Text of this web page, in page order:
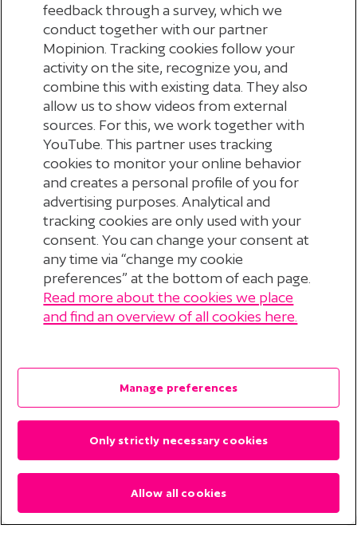
Terug naar nieuwsoverzicht
© 2026 Stichting Pensioenfonds voor
Disclaimer
Privacyverklaring
Cookieverklaring
Cookie Preferences
feedback through a survey, which we
conduct together with our partner
Mopinion. Tracking cookies follow your
activity on the site, recognize you, and
combine this with existing data. They also
allow us to show videos from external
sources. For this, we work together with
YouTube. This partner uses tracking
cookies to monitor your online behavior
and creates a personal profile of you for
advertising purposes. Analytical and
tracking cookies are only used with your
consent. You can change your consent at
any time via “change my cookie
preferences” at the bottom of each page.
Read more about the cookies we place
and find an overview of all cookies here.
Manage preferences
Only strictly necessary cookies
Allow all cookies